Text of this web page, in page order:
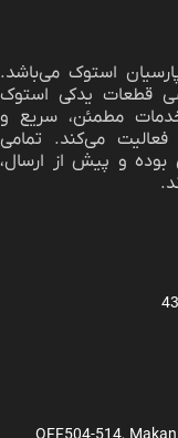
استوک می‌باشد.
قطعات یدکی استوک
خدمات مطمئن، سریع و
می‌کند. تمامی
و پیش از ارسال،